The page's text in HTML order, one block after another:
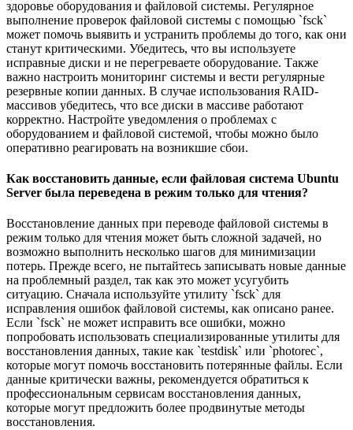
здоровье оборудования и файловой системы. Регулярное
выполнение проверок файловой системы с помощью `fsck`
может помочь выявить и устранить проблемы до того, как они
станут критическими. Убедитесь, что вы используете
исправные диски и не перегреваете оборудование. Также
важно настроить мониторинг системы и вести регулярные
резервные копии данных. В случае использования RAID-
массивов убедитесь, что все диски в массиве работают
корректно. Настройте уведомления о проблемах с
оборудованием и файловой системой, чтобы можно было
оперативно реагировать на возникшие сбои.
Как восстановить данные, если файловая система Ubuntu
Server была переведена в режим только для чтения?
Восстановление данных при переводе файловой системы в
режим только для чтения может быть сложной задачей, но
возможно выполнить несколько шагов для минимизации
потерь. Прежде всего, не пытайтесь записывать новые данные
на проблемный раздел, так как это может усугубить
ситуацию. Сначала используйте утилиту `fsck` для
исправления ошибок файловой системы, как описано ранее.
Если `fsck` не может исправить все ошибки, можно
попробовать использовать специализированные утилиты для
восстановления данных, такие как `testdisk` или `photorec`,
которые могут помочь восстановить потерянные файлы. Если
данные критически важны, рекомендуется обратиться к
профессиональным сервисам восстановления данных,
которые могут предложить более продвинутые методы
восстановления.